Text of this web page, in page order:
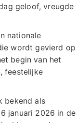
geloof, vreugde
nationale
wordt gevierd op
begin van het
feestelijke
bekend als
januari 2026 in de